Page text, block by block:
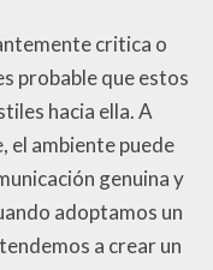
critica o
probable que estos
hacia ella. A
el ambiente puede
genuina y
adoptamos un
a crear un